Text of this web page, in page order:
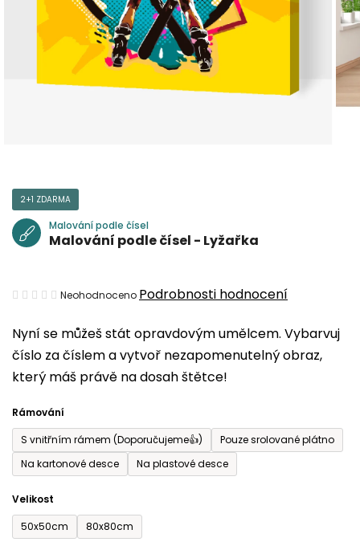
Nyní se můžeš stát opravdovým umělcem. Vybarvuj
číslo za číslem a vytvoř nezapomenutelný obraz,
který máš právě na dosah štětce!
Rámování
S vnitřním rámem (Doporučujeme👍)
Pouze srolované plátno
Na kartonové desce
Na plastové desce
Velikost
50x50cm
80x80cm
2+1 ZDARMA
Malování podle čísel
Malování podle čísel - Lyžařka
Průměrné
produktu
je
0,0
5
hvězdiček.
Neohodnoceno Podrobnosti hodnocení